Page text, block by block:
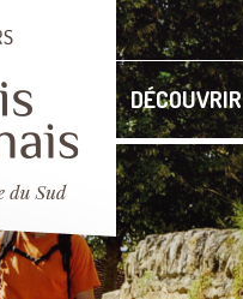
DÉCOUVRIR